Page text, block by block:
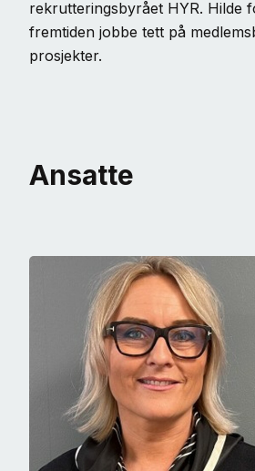
rekrutteringsbyrået HYR. Hilde
fremtiden jobbe tett på
prosjekter.
Ansatte